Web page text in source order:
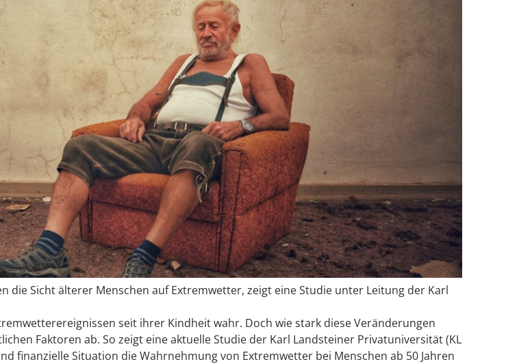
die Sicht älterer Menschen auf Extremwetter, zeigt eine Studie unter Leitung der Karl
seit ihrer Kindheit wahr. Doch wie stark diese Veränderungen
Faktoren ab. So zeigt eine aktuelle Studie der Karl Landsteiner Privatuniversität (KL
finanzielle Situation die Wahrnehmung von Extremwetter bei Menschen ab 50 Jahren